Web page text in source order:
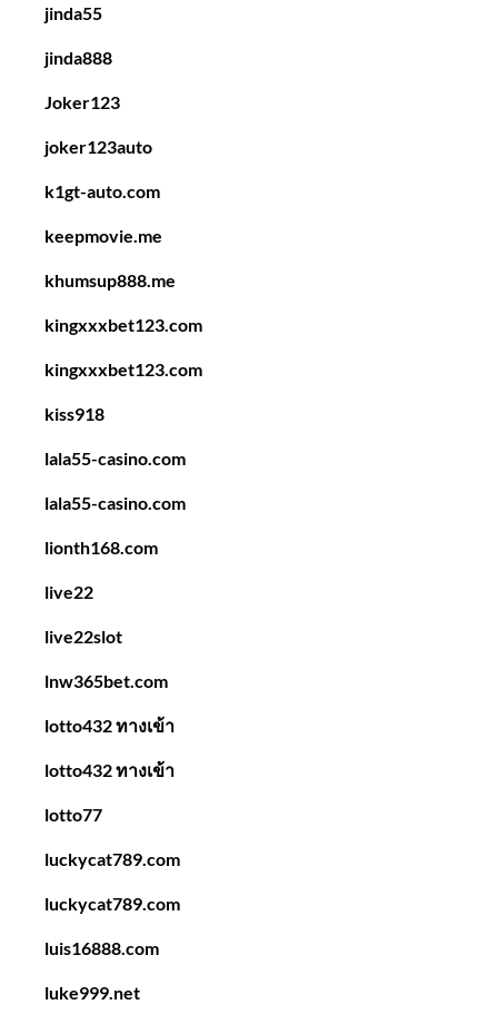
jinda55
jinda888
Joker123
joker123auto
k1gt-auto.com
keepmovie.me
khumsup888.me
kingxxxbet123.com
kingxxxbet123.com
kiss918
lala55-casino.com
lala55-casino.com
lionth168.com
live22
live22slot
lnw365bet.com
lotto432 ทางเข้า
lotto432 ทางเข้า
lotto77
luckycat789.com
luckycat789.com
luis16888.com
luke999.net